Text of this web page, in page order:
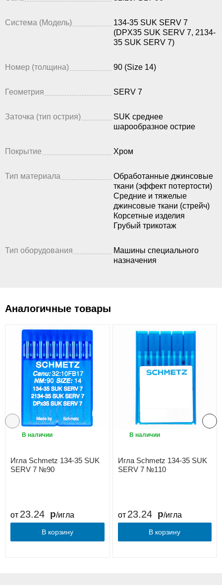
Система (Модель)
134-35 SUK SERV 7
(DPX35 SUK SERV 7, 2134-
35 SUK SERV 7)
Номер (толщина) 90 (Size 14)
Геометрия SERV 7
Заточка (тип острия)
SUK среднее
шарообразное острие
Покрытие Хром
Тип материала
Обработанные джинсовые
ткани (эффект потертости)
Средние и тяжелые
джинсовые ткани (стрейч)
Корсетные изделия
Грубый трикотаж
Тип оборудования
Машины специального
назначения
Аналогичные товары
Игла Schmetz 134-35 SUK
SERV 7 №90
В наличии
от 23.24 /игла
В корзину
Игла Schmetz 134-35 SUK
SERV 7 №110
В наличии
от 23.24 /игла
В корзину